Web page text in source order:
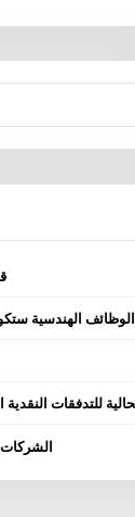
الهندسية
للتدفقات